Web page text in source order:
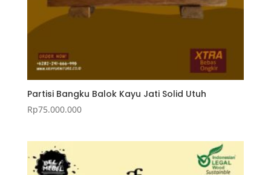
Partisi Bangku Balok Kayu Jati Solid Utuh
Rp75.000.000